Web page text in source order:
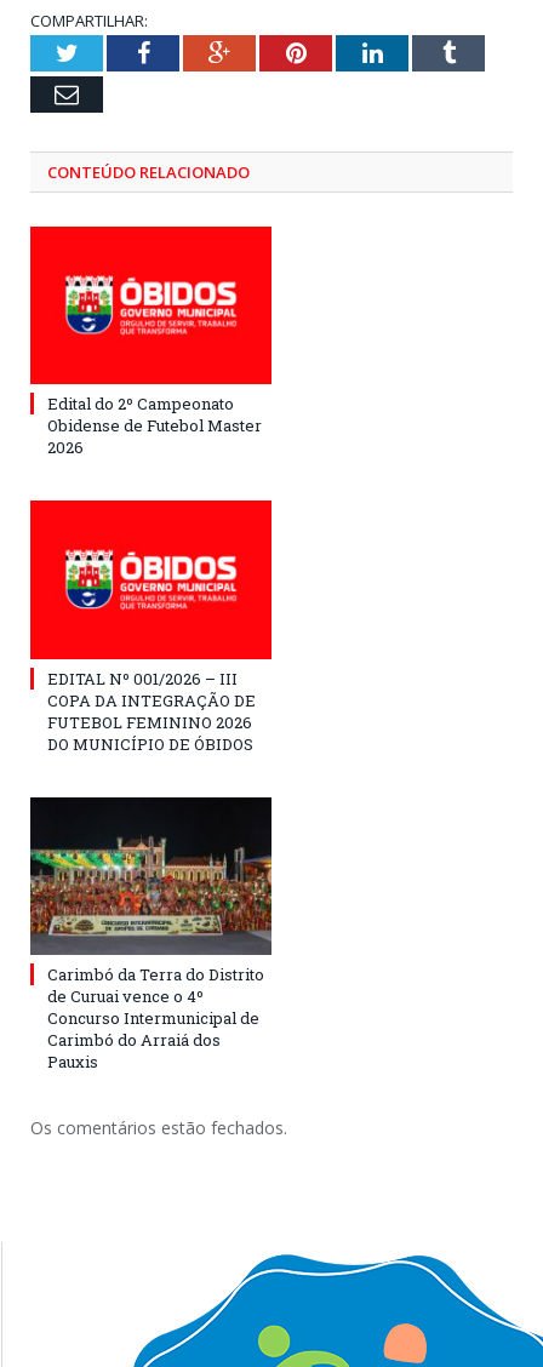
COMPARTILHAR:
TwitterFacebookGoogle+PinterestLinkedInTumblr
Email
CONTEÚDO RELACIONADO
Edital do 2º Campeonato
Obidense de Futebol Master
2026
EDITAL Nº 001/2026 – III
COPA DA INTEGRAÇÃO DE
FUTEBOL FEMININO 2026
DO MUNICÍPIO DE ÓBIDOS
Carimbó da Terra do Distrito
de Curuai vence o 4º
Concurso Intermunicipal de
Carimbó do Arraiá dos
Pauxis
Os comentários estão fechados.